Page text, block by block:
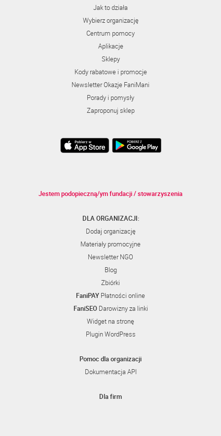
Jak to działa
Wybierz organizację
Centrum pomocy
Aplikacje
Sklepy
Kody rabatowe i promocje
Newsletter Okazje FaniMani
Porady i pomysły
Zaproponuj sklep
Jestem podopieczną/ym fundacji / stowarzyszenia
DLA ORGANIZACJI:
Dodaj organizację
Materiały promocyjne
Newsletter NGO
Blog
Zbiórki
FaniPAY Płatności online
FaniSEODarowizny za linki
Widget na stronę
Plugin WordPress
Pomoc dla organizacji
Dokumentacja API
Dla firm